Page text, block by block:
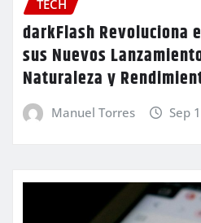
TECH
darkFlash Revoluciona
sus Nuevos
Naturaleza y
Manuel Torres Sep